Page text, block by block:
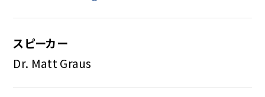
スピーカー
Dr. Matt Graus